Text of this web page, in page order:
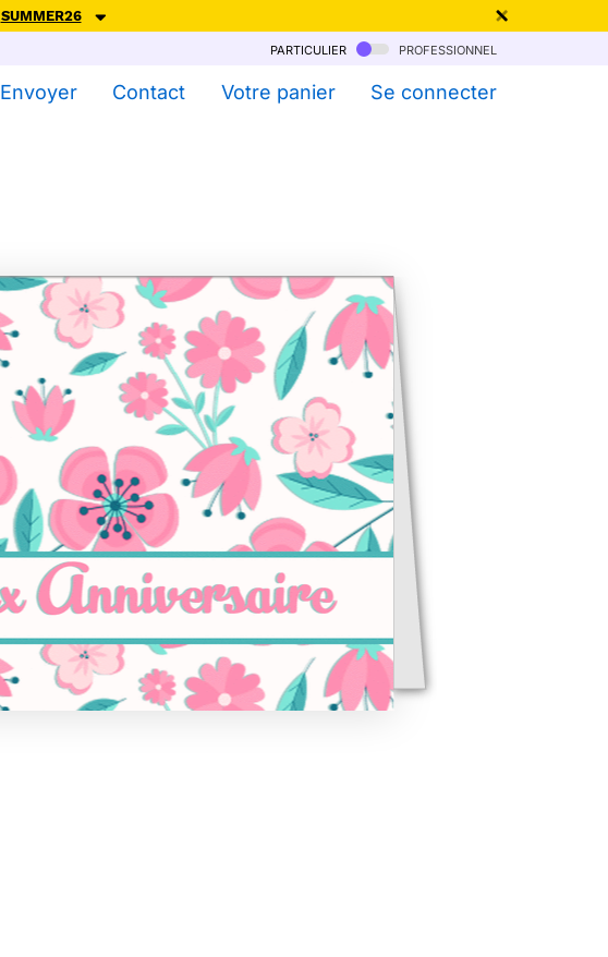
SUMMER26
particulier professionnel
Envoyer Contact Votre panier Se connecter